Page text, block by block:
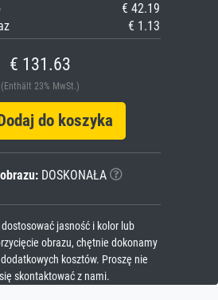
€ 42.19
€ 1.13
€ 131.63
(Enthält 23% MwSt.)
do koszyka
DOSKONAŁA
jasność i kolor lub
obrazu, chętnie dokonamy
kosztów. Proszę nie
skontaktować z nami.